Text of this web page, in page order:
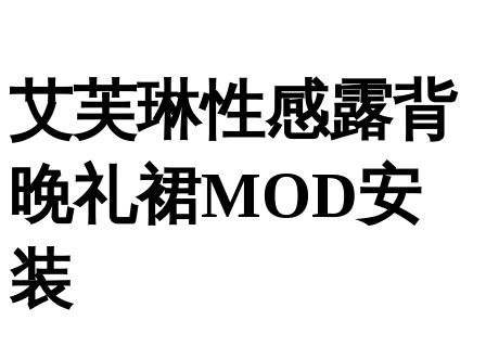
艾芙琳性感露背
晚礼裙MOD安
装